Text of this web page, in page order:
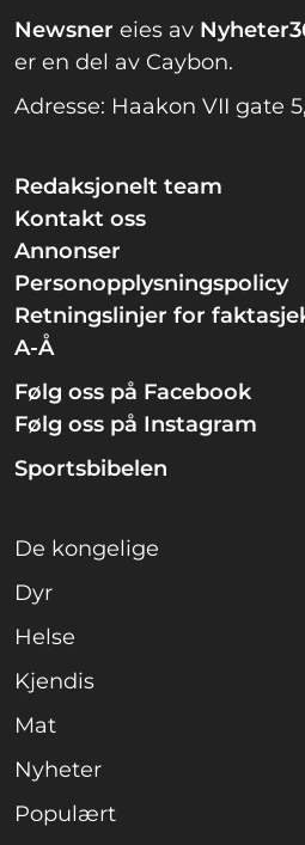
Newsner eies av
er en del av Caybon.
Adresse: Haakon VII gate
Redaksjonelt team
Kontakt oss
Annonser
Personopplysningspolicy
Retningslinjer for
A-Å
Følg oss på Facebook
Følg oss på Instagram
Sportsbibelen
De kongelige
Dyr
Helse
Kjendis
Mat
Nyheter
Populært